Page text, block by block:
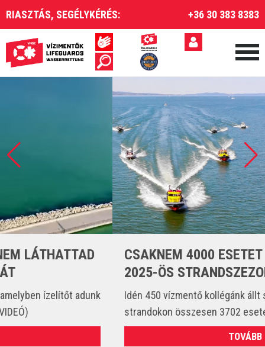
RIASZTÁS, SEGÉLYKÉRÉS: +36 30 383 8383
CSAKNEM 4000 ESETET LÁTTUNK EL A
2025-ÖS STRANDSZEZONBAN
Idén 450 vízmentő kollégánk állt szolgálatba és csak a
strandokon összesen 3702 esetet látott el. (VIDEÓ)